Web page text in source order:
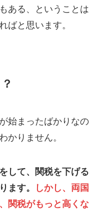
ある、ということは
ばと思います。
始まったばかりなの
かりません。
して、関税を下げる
ます。
しかし、両国
関税がもっと高くな